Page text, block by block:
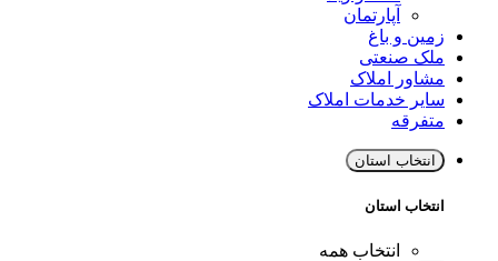
آپارتمان
زمین و باغ
ملک صنعتی
مشاور املاک
سایر خدمات املاک
متفرقه
انتخاب استان
انتخاب استان
انتخاب همه